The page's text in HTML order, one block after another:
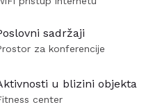
sa kamenim
sadržaji
za konferencije
u blizini objekta
center